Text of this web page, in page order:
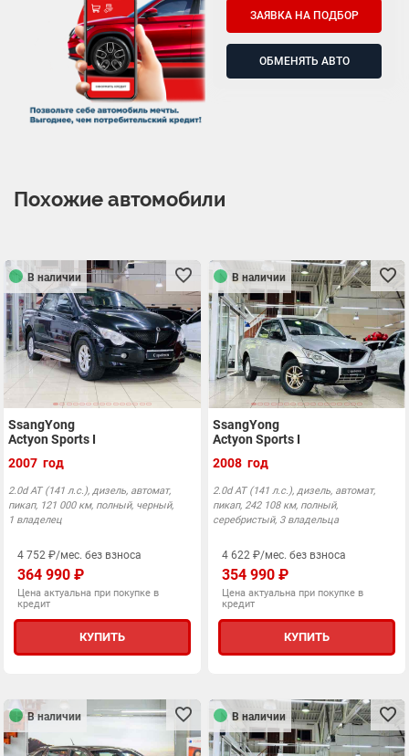
ЗАЯВКА НА ПОДБОР
ОБМЕНЯТЬ АВТО
Похожие автомобили
В наличии
SsangYong
Actyon Sports I
2007 год
2.0d АТ (141 л.с.), дизель, автомат,
пикап, 121 000 км, полный, черный,
1 владелец
4 752 ₽/мес. без взноса
364 990 ₽
Цена актуальна при покупке в
кредит
КУПИТЬ
В наличии
SsangYong
Actyon Sports I
2008 год
2.0d АТ (141 л.с.), дизель, автомат,
пикап, 242 108 км, полный,
серебристый, 3 владельца
4 622 ₽/мес. без взноса
354 990 ₽
Цена актуальна при покупке в
кредит
КУПИТЬ
В наличии В наличии